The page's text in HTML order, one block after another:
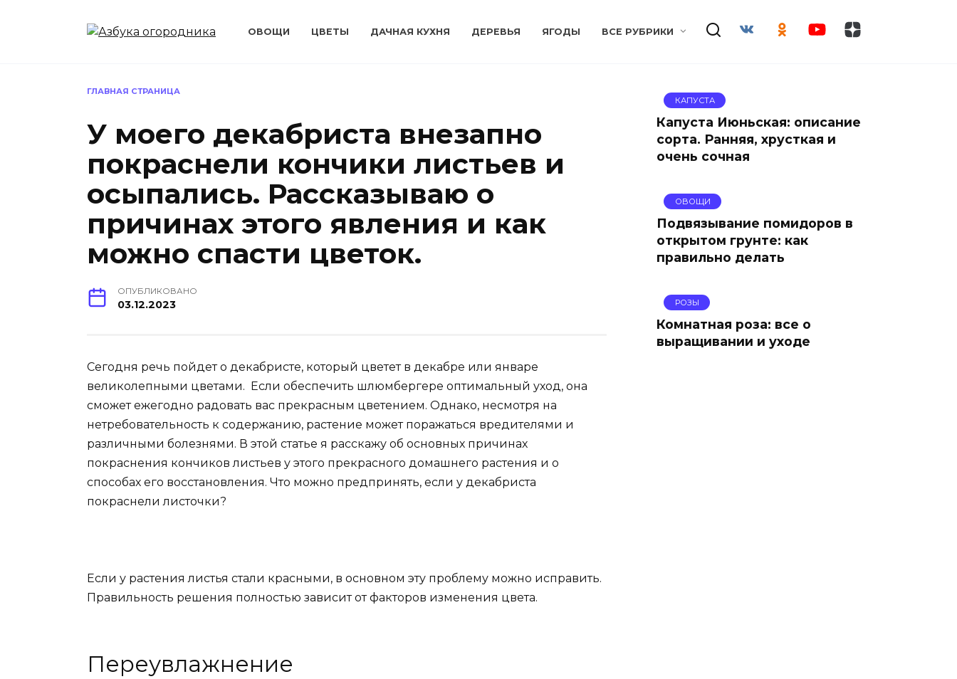
ОВОЩИ ЦВЕТЫ ДАЧНАЯ КУХНЯ ДЕРЕВЬЯ ЯГОДЫ ВСЕ РУБРИКИ
ГЛАВНАЯ СТРАНИЦА
У моего декабриста внезапно
покраснели кончики листьев и
осыпались. Рассказываю о
причинах этого явления и как
можно спасти цветок.
ОПУБЛИКОВАНО
03.12.2023
Сегодня речь пойдет о декабристе, который цветет в декабре или январе
великолепными цветами. Если обеспечить шлюмбергере оптимальный уход, она
сможет ежегодно радовать вас прекрасным цветением. Однако, несмотря на
нетребовательность к содержанию, растение может поражаться вредителями и
различными болезнями. В этой статье я расскажу об основных причинах
покраснения кончиков листьев у этого прекрасного домашнего растения и о
способах его восстановления. Что можно предпринять, если у декабриста
покраснели листочки?
Если у растения листья стали красными, в основном эту проблему можно исправить.
Правильность решения полностью зависит от факторов изменения цвета.
Переувлажнение
КАПУСТА
Капуста Июньская: описание
сорта. Ранняя, хрусткая и
очень сочная
ОВОЩИ
Подвязывание помидоров в
открытом грунте: как
правильно делать
РОЗЫ
Комнатная роза: все о
выращивании и уходе